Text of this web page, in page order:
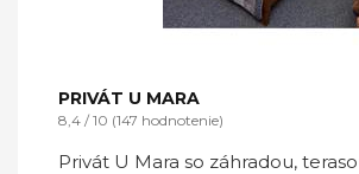
PRIVÁT U MARA
8,4 / 10 (147 hodnotenie)
Privát U Mara so záhradou,